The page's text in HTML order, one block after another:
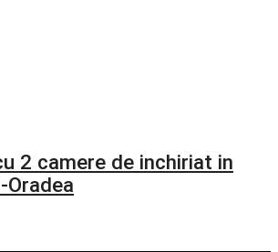
2 camere de inchiriat in
Oradea